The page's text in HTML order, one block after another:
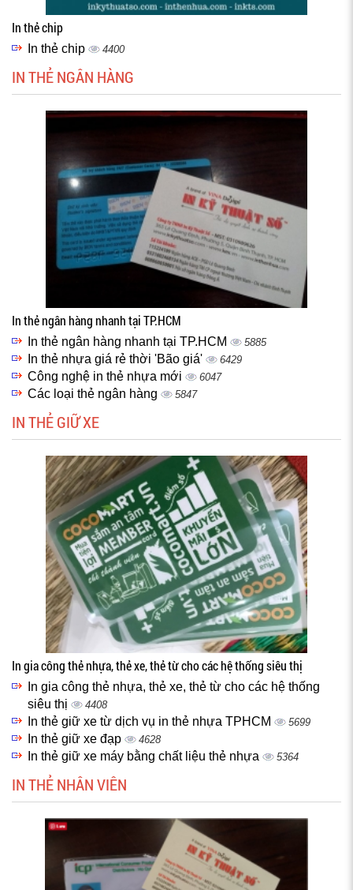
In thẻ chip
In thẻ chip 4400
IN THẺ NGÂN HÀNG
In thẻ ngân hàng nhanh tại TP.HCM
In thẻ ngân hàng nhanh tại TP.HCM 5885
In thẻ nhựa giá rẻ thời 'Bão giá' 6429
Công nghệ in thẻ nhựa mới 6047
Các loại thẻ ngân hàng 5847
IN THẺ GIỮ XE
In gia công thẻ nhựa, thẻ xe, thẻ từ cho các hệ thống siêu thị
In gia công thẻ nhựa, thẻ xe, thẻ từ cho các hệ thống
siêu thị
4408
In thẻ giữ xe từ dịch vụ in thẻ nhựa TPHCM 5699
In thẻ giữ xe đạp 4628
In thẻ giữ xe máy bằng chất liệu thẻ nhựa 5364
IN THẺ NHÂN VIÊN